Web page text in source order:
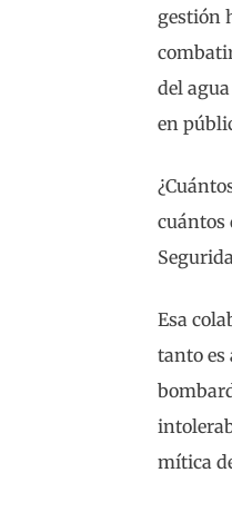
gestión
del
en
cuántos
Esa
tanto es
mítica